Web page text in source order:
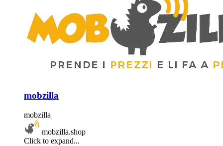
mobzilla
mobzilla
mobzilla.shop
Click to expand...